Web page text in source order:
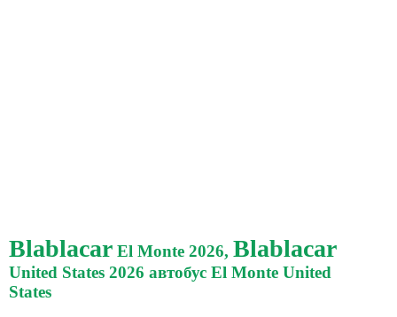
Blablacar El Monte 2026, Blablacar
United States 2026 автобус El Monte United
States